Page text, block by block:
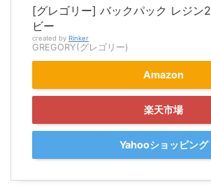
[グレゴリー] バックパック レジン
ビー
created by Rinker
GREGORY(グレゴリー)
Amazon
楽天市場
Yahooショッピング